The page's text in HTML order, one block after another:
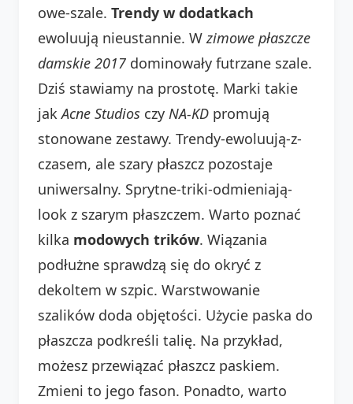
owe-szale. Trendy w dodatkach
ewoluują nieustannie. W zimowe płaszcze
damskie 2017 dominowały futrzane szale.
Dziś stawiamy na prostotę. Marki takie
jakAcne Studios czy NA-KD promują
stonowane zestawy. Trendy-ewoluują-z-
czasem, ale szary płaszcz pozostaje
uniwersalny. Sprytne-triki-odmieniają-
look z szarym płaszczem. Warto poznać
kilka modowych trików. Wiązania
podłużne sprawdzą się do okryć z
dekoltem w szpic. Warstwowanie
szalików doda objętości. Użycie paska do
płaszcza podkreśli talię. Na przykład,
możesz przewiązać płaszcz paskiem.
Zmieni to jego fason. Ponadto, warto